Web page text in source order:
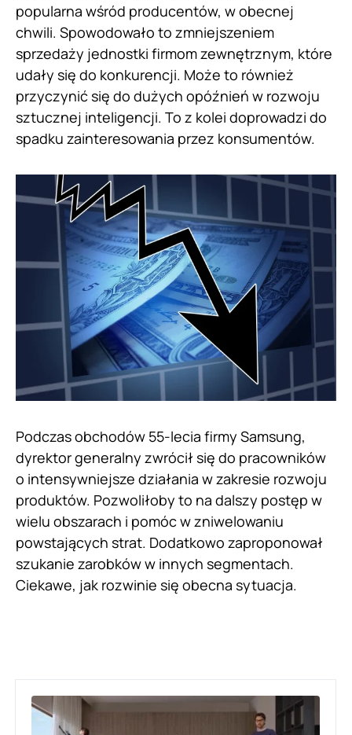
popularna wśród producentów, w obecnej
chwili. Spowodowało to zmniejszeniem
sprzedaży jednostki firmom zewnętrznym, które
udały się do konkurencji. Może to również
przyczynić się do dużych opóźnień w rozwoju
sztucznej inteligencji. To z kolei doprowadzi do
spadku zainteresowania przez konsumentów.
Podczas obchodów 55-lecia firmy Samsung,
dyrektor generalny zwrócił się do pracowników
o intensywniejsze działania w zakresie rozwoju
produktów. Pozwoliłoby to na dalszy postęp w
wielu obszarach i pomóc w zniwelowaniu
powstających strat. Dodatkowo zaproponował
szukanie zarobków w innych segmentach.
Ciekawe, jak rozwinie się obecna sytuacja.